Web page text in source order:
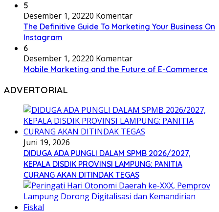
5
Desember 1, 20220 Komentar
The Definitive Guide To Marketing Your Business On
Instagram
6
Desember 1, 20220 Komentar
Mobile Marketing and the Future of E-Commerce
ADVERTORIAL
Juni 19, 2026
DIDUGA ADA PUNGLI DALAM SPMB 2026/2027,
KEPALA DISDIK PROVINSI LAMPUNG: PANITIA
CURANG AKAN DITINDAK TEGAS